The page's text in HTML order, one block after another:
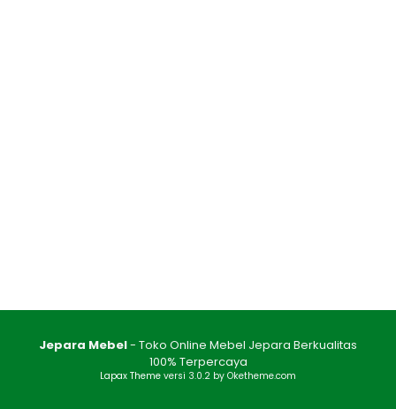
Jepara Mebel- Toko Online Mebel Jepara Berkualitas
100% Terpercaya
Lapax Theme versi 3.0.2 by Oketheme.com